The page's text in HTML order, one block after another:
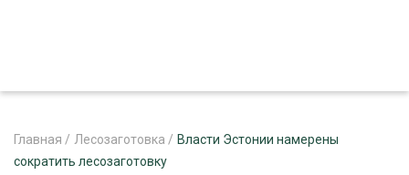
Главная / Лесозаготовка / Власти Эстонии намерены
сократить лесозаготовку